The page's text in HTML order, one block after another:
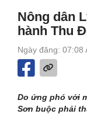
Nông dân
hành Thu
Ngày đăng: 07:08
Do ứng phó với
Sơn buộc phải